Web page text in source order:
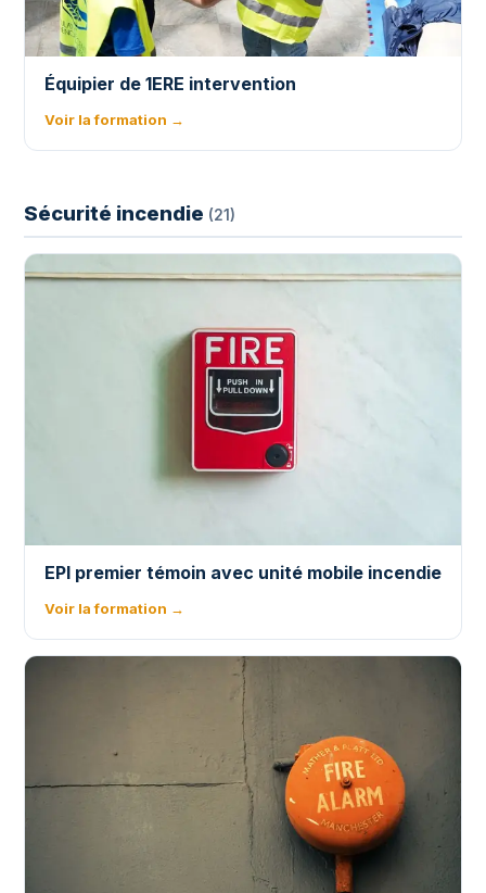
Équipier de 1ERE intervention
Voir la formation →
Sécurité incendie (21)
EPI premier témoin avec unité mobile incendie
Voir la formation →